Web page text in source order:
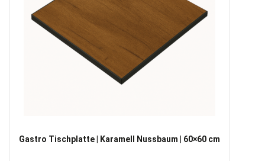
Gastro Tischplatte | Karamell Nussbaum | 60×60 cm